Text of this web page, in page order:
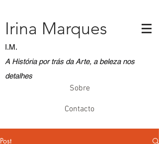
A História por trás da Arte, a beleza nos
detalhes
Irina Marques
I.M.
Sobre
Contacto
Post